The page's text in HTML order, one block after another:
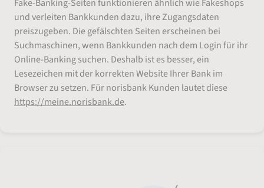
Fake-Banking-Seiten funktionieren ähnlich wie Fakeshops
und verleiten Bankkunden dazu, ihre Zugangsdaten
preiszugeben. Die gefälschten Seiten erscheinen bei
Suchmaschinen, wenn Bankkunden nach dem Login für ihr
Online-Banking suchen. Deshalb ist es besser, ein
Lesezeichen mit der korrekten Website Ihrer Bank im
Browser zu setzen. Für norisbank Kunden lautet diese
https://meine.norisbank.de.